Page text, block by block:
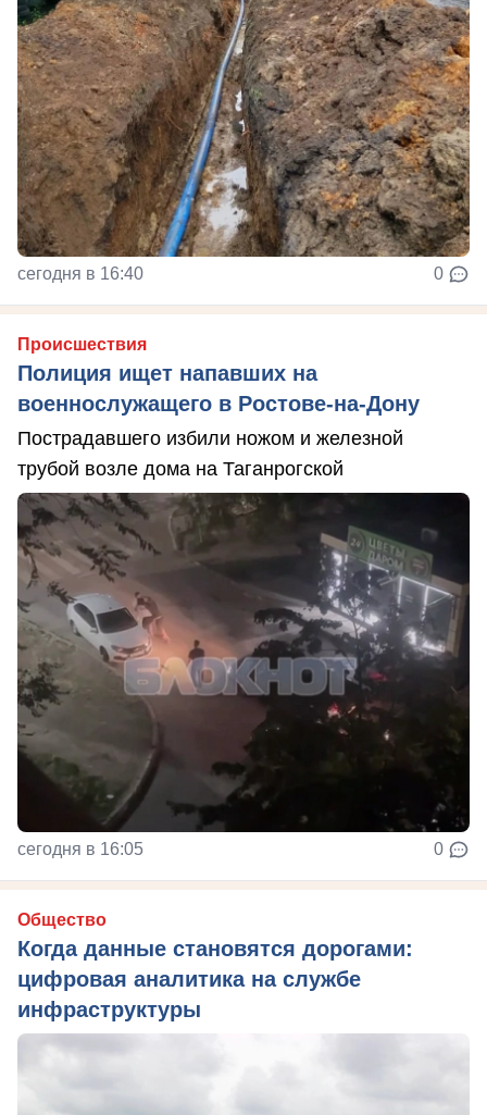
сегодня в 16:40 0
Происшествия
Полиция ищет напавших на
военнослужащего в Ростове-на-Дону
Пострадавшего избили ножом и железной
трубой возле дома на Таганрогской
сегодня в 16:05 0
Общество
Когда данные становятся дорогами:
цифровая аналитика на службе
инфраструктуры